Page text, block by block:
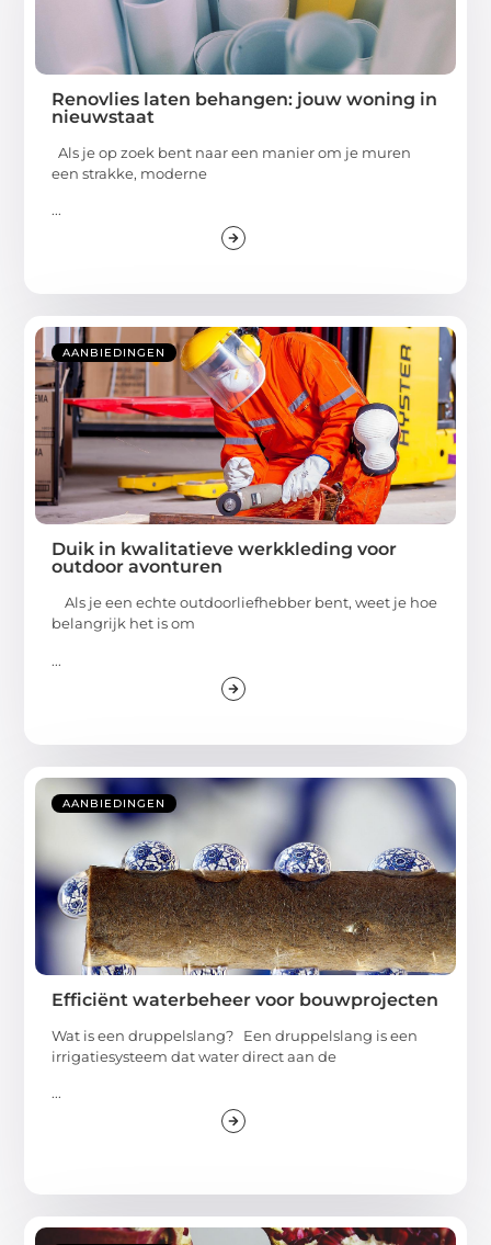
Renovlies laten behangen: jouw woning in
nieuwstaat
Als je op zoek bent naar een manier om je muren
een strakke, moderne
...
AANBIEDINGEN
Duik in kwalitatieve werkkleding voor
outdoor avonturen
Als je een echte outdoorliefhebber bent, weet je hoe
belangrijk het is om
...
AANBIEDINGEN
Efficiënt waterbeheer voor bouwprojecten
Wat is een druppelslang? Een druppelslang is een
irrigatiesysteem dat water direct aan de
...